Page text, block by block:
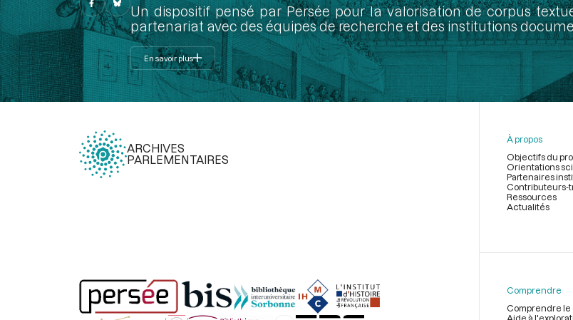
Un dispositif pensé par Persée pour la valorisation de corpus
partenariat avec des équipes de recherche et des institutions
En savoir plus
ARCHIVES
PARLEMENTAIRES
page
À propos
Objectifs du
Orientations
Partenaires
Contributeurs-
Ressources
Actualités
Comprendre
Comprendre le
Aide à